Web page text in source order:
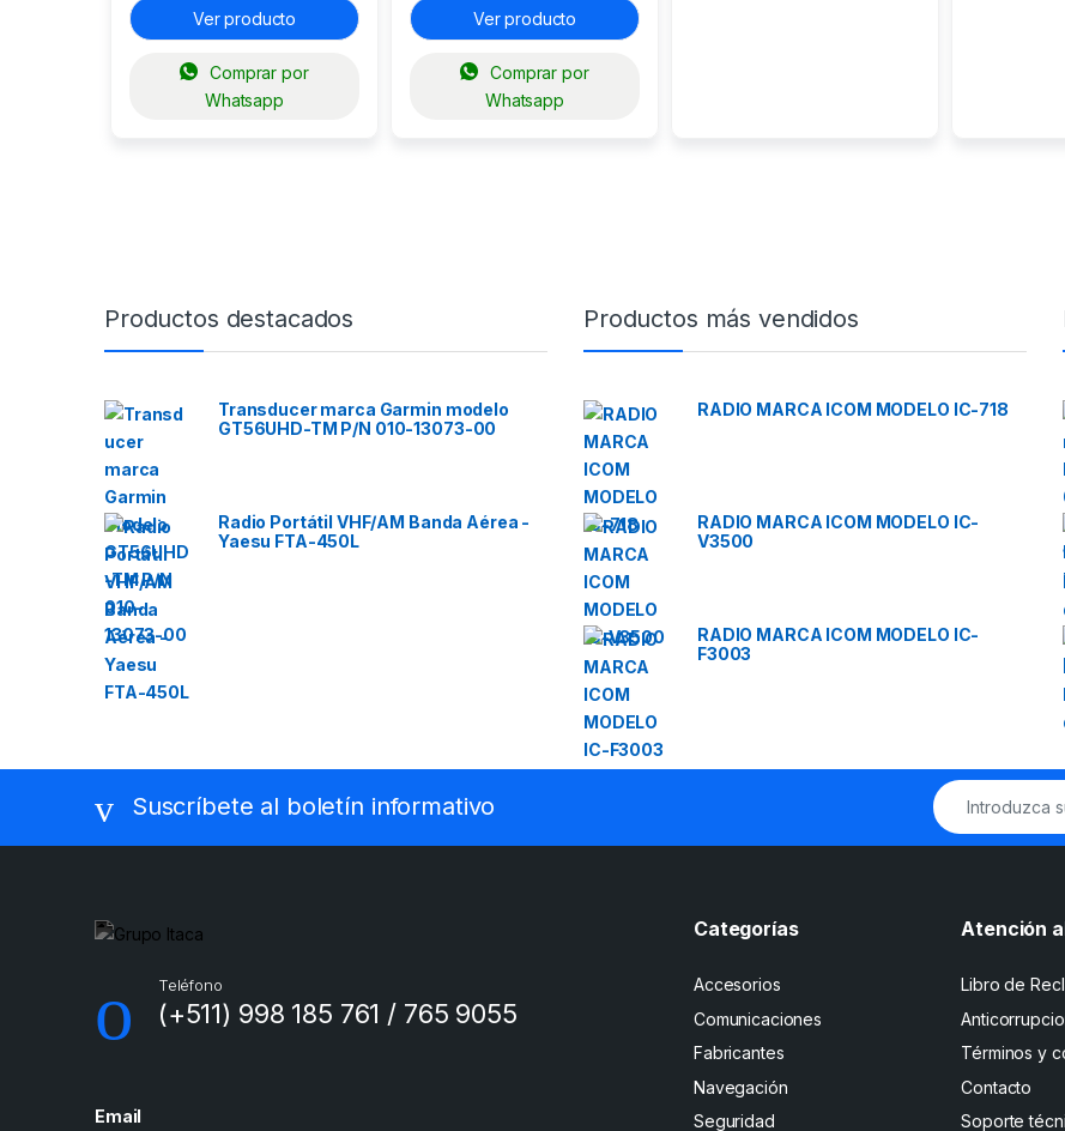
Ver producto
Comprar por
Whatsapp
Ver producto
Comprar por
Whatsapp
Productos destacados
Transducer marca Garmin modelo
GT56UHD-TM P/N 010-13073-00
Radio Portátil VHF/AM Banda Aérea -
Yaesu FTA-450L
Productos más vendidos
RADIO MARCA ICOM MODELO IC-718
RADIO MARCA ICOM MODELO IC-
V3500
RADIO MARCA ICOM MODELO IC-
F3003
Suscríbete al boletín informativo
Teléfono
(+511) 998 185 761 / 765 9055
Email
Categorías
Accesorios
Comunicaciones
Fabricantes
Navegación
Seguridad
Atención
Libro de
Términos y
Contacto
Soporte